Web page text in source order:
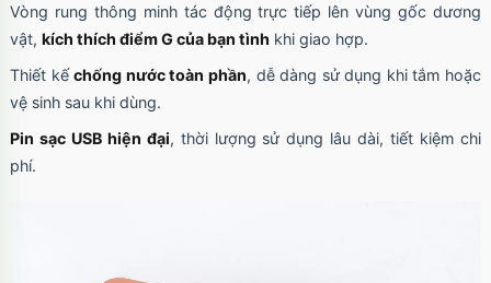
Vòng rung thông minh tác động trực tiếp lên vùng gốc dương
vật, kích thích điểm G của bạn tình khi giao hợp.
Thiết kếchống nước toàn phần, dễ dàng sử dụng khi tắm hoặc
vệ sinh sau khi dùng.
Pin sạc USB hiện đại, thời lượng sử dụng lâu dài, tiết kiệm chi
phí.